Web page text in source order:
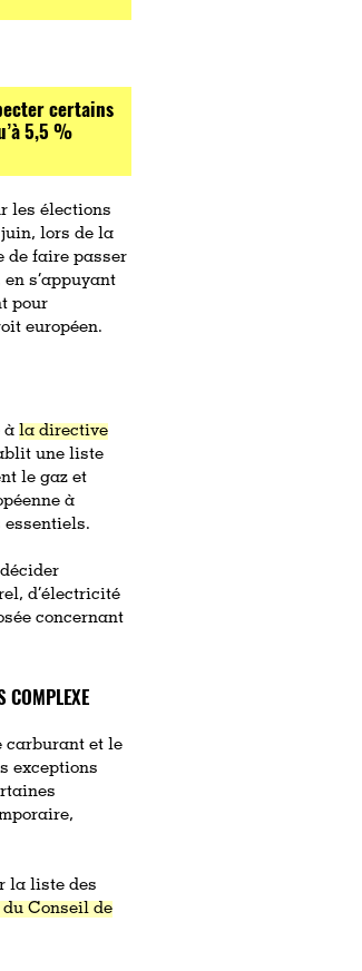
certains
5,5 %
les élections
lors de la
de faire passer
s’appuyant
pour
européen.
àla directive
une liste
le gaz et
à
essentiels.
d’électricité
concernant
COMPLEXE
carburant et le
exceptions
la liste des
Conseil de